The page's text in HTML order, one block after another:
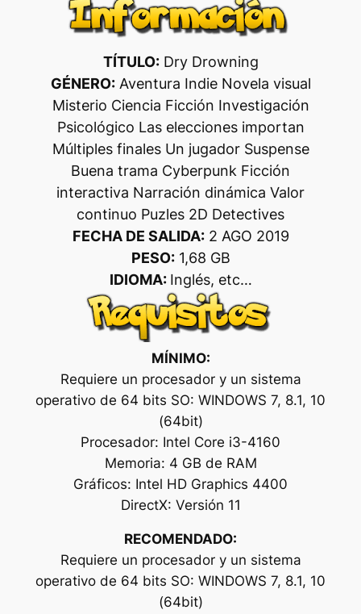
TÍTULO:Dry Drowning
GÉNERO:Aventura Indie Novela visual
Misterio Ciencia Ficción Investigación
Psicológico Las elecciones importan
Múltiples finales Un jugador Suspense
Buena trama Cyberpunk Ficción
interactiva Narración dinámica Valor
continuo Puzles 2D Detectives
FECHA DE SALIDA:2 AGO 2019
PESO:1,68 GB
IDIOMA: Inglés, etc…
MÍNIMO:
Requiere un procesador y un sistema
operativo de 64 bits SO: WINDOWS 7, 8.1, 10
(64bit)
Procesador: Intel Core i3-4160
Memoria: 4 GB de RAM
Gráficos: Intel HD Graphics 4400
DirectX: Versión 11
RECOMENDADO:
Requiere un procesador y un sistema
operativo de 64 bits SO: WINDOWS 7, 8.1, 10
(64bit)